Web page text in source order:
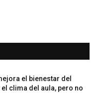
el bienestar del
clima del aula, pero no